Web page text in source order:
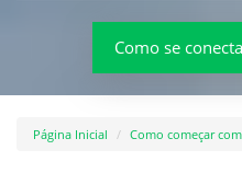
Como se
Página Inicial Como começar